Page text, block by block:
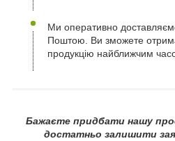
Ми оперативно
Поштою. Ви зможете
продукцію найближчим
Бажаєте придбати нашу
достатньо залишити